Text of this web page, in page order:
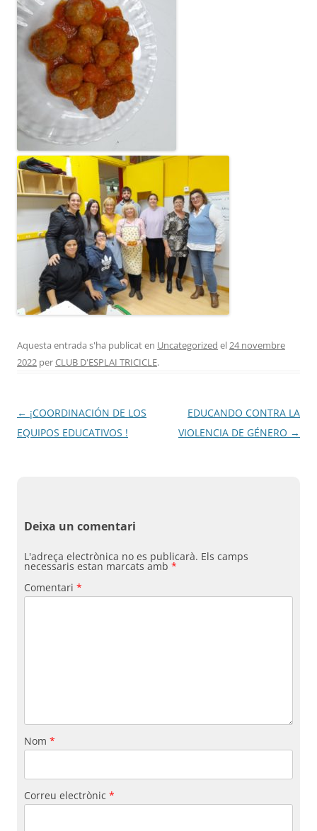
Aquesta entrada s'ha publicat en Uncategorized el24 novembre
2022 perCLUB D'ESPLAI TRICICLE.
Navegació
per
← ¡COORDINACIÓN DE LOS
EQUIPOS EDUCATIVOS !
EDUCANDO CONTRA LA
VIOLENCIA DE GÉNERO →
Deixa un comentari
L'adreça electrònica no es publicarà. Els camps
necessaris estan marcats amb *
Comentari *
Nom *
Correu electrònic *
Fes un donatiu
Treballa amb nosaltres